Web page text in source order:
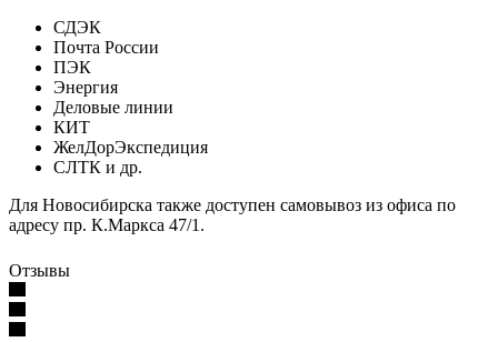
СДЭК
Почта России
ПЭК
Энергия
Деловые линии
КИТ
ЖелДорЭкспедиция
СЛТК и др.
Для Новосибирска также доступен самовывоз из офиса по
адресу пр. К.Маркса 47/1.
Отзывы